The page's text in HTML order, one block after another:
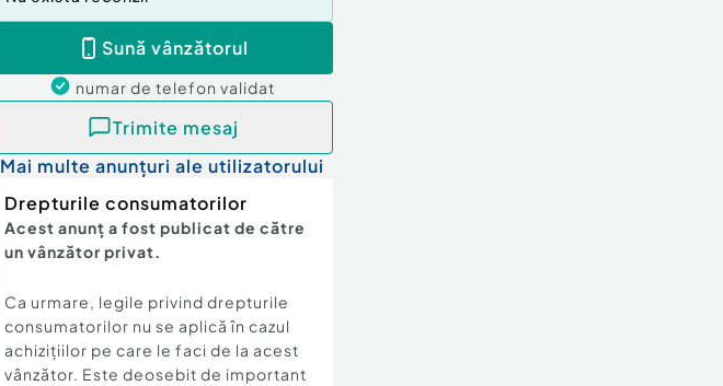
Sună vânzătorul
numar de telefon validat
Trimite mesaj
Mai multe anunțuri ale utilizatorului
Drepturile consumatorilor
Acest anunț a fost publicat de către
un vânzător privat.
Ca urmare, legile privind drepturile
consumatorilor nu se aplică în cazul
achizițiilor pe care le faci de la acest
vânzător. Este deosebit de important